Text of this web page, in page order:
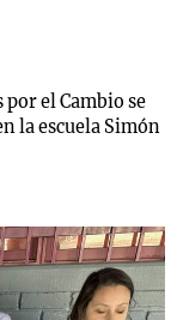
el Cambio se
la escuela Simón